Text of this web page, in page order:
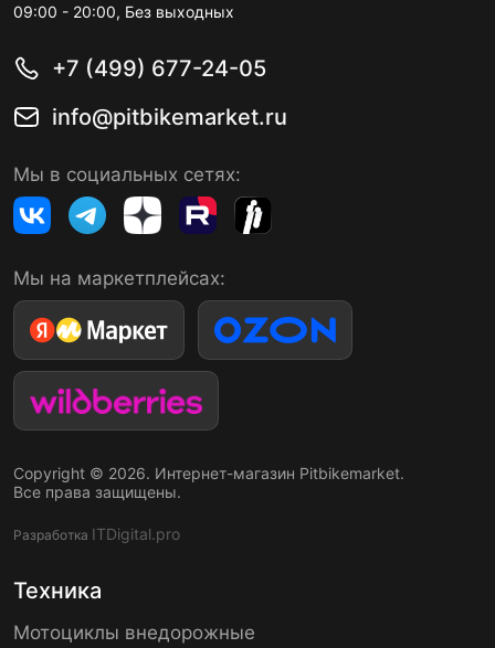
09:00 - 20:00, Без выходных
+7 (499) 677-24-05
info@pitbikemarket.ru
Мы в социальных сетях:
Мы на маркетплейсах:
Copyright © 2026. Интернет-магазин Pitbikemarket.
Все права защищены.
Разработка ITDigital.pro
Техника
Мотоциклы внедорожные